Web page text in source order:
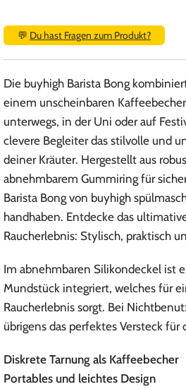
💬 Du hast Fragen zum Produkt?
Die buyhigh Barista Bong
einem unscheinbaren
unterwegs, in der Uni oder auf
clevere Begleiter das stilvolle und
deiner Kräuter. Hergestellt aus
abnehmbarem Gummiring für
Barista Bong von buyhigh
handhaben. Entdecke das
Raucherlebnis: Stylisch, praktisch
Im abnehmbaren Silikondeckel ist
Mundstück integriert, welches für
Raucherlebnis sorgt. Bei
übrigens das perfektes Versteck für
Diskrete Tarnung als Kaffeebecher
Portables und leichtes Design